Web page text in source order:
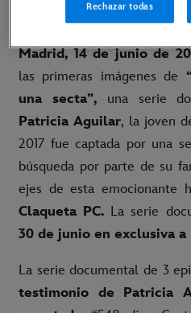
Link al
Madrid, 14 de junio de
las primeras imágenes de
una secta”,una serie
Patricia Aguilar, la joven
2017 fue captada por una
búsqueda por parte de su
ejes de esta emocionante
Claqueta PC. La serie
30 de junio en exclusiva a
La serie documental de 3
testimonio de Patricia
Rechazar todas